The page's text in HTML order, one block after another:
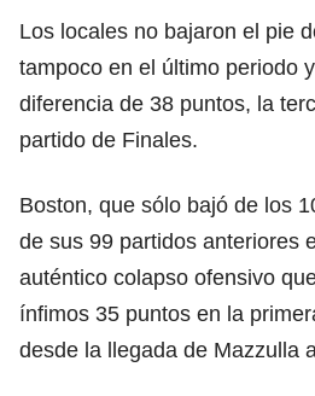
Los locales no bajaron el pie
tampoco en el último periodo
diferencia de 38 puntos, la
partido de Finales.
Boston, que sólo bajó de los
de sus 99 partidos anteriores
auténtico colapso ofensivo
ínfimos 35 puntos en la
desde la llegada de Mazzulla